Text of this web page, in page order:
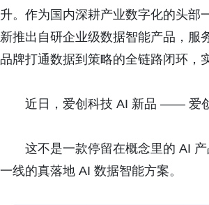
升。作为国内深耕产业数字化的头部
新推出自研企业级数据智能产品，服
品牌打通数据到策略的全链路闭环，
近日，爱创科技 AI 新品 —— 爱
这不是一款停留在概念里的 AI
一线的真落地 AI 数据智能方案。